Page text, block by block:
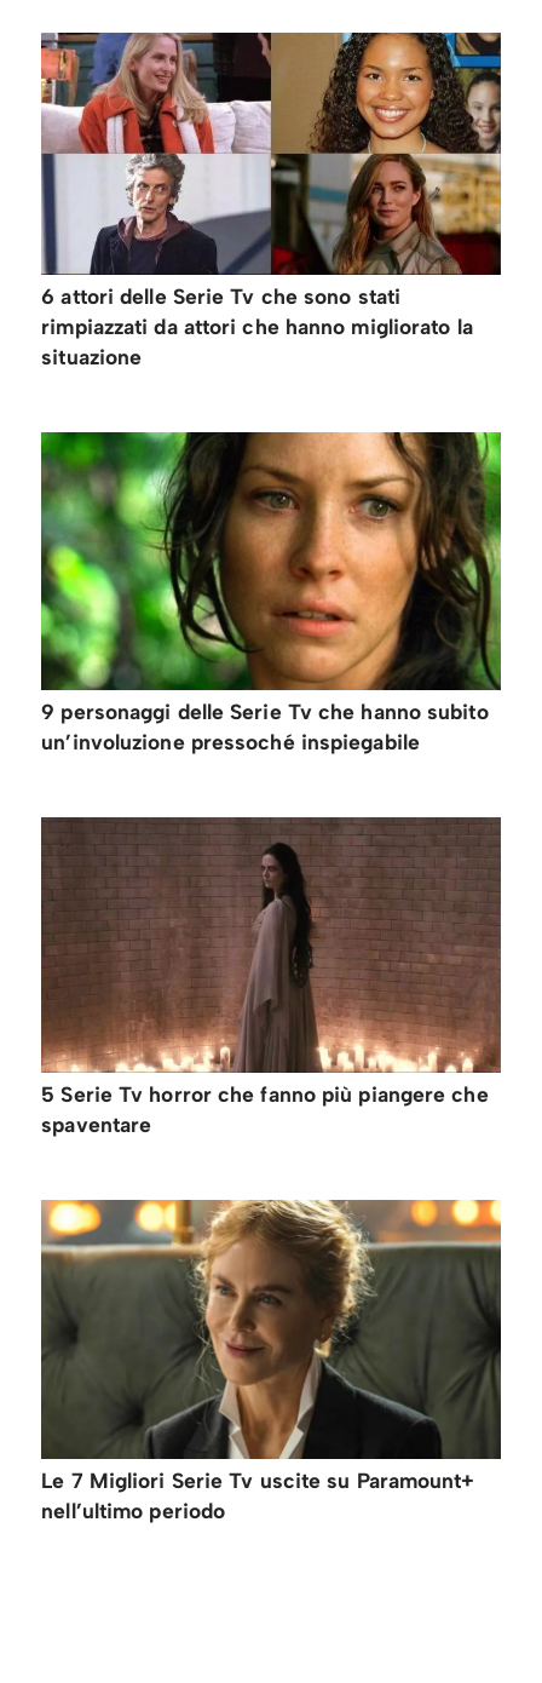
6 attori delle Serie Tv che sono stati
rimpiazzati da attori che hanno migliorato la
situazione
9 personaggi delle Serie Tv che hanno subito
un’involuzione pressoché inspiegabile
5 Serie Tv horror che fanno più piangere che
spaventare
Le 7 Migliori Serie Tv uscite su Paramount+
nell’ultimo periodo